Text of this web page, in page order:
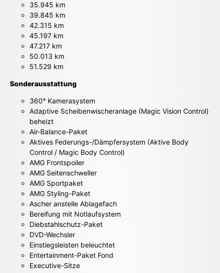
35.945 km
39.845 km
42.315 km
45.197 km
47.217 km
50.013 km
51.529 km
Sonderausstattung
360° Kamerasystem
Adaptive Scheibenwischeranlage (Magic Vision Control)
beheizt
Air-Balance-Paket
Aktives Federungs-/Dämpfersystem (Aktive Body
Control / Magic Body Control)
AMG Frontspoiler
AMG Seitenschweller
AMG Sportpaket
AMG Styling-Paket
Ascher anstelle Ablagefach
Bereifung mit Notlaufsystem
Diebstahlschutz-Paket
DVD-Wechsler
Einstiegsleisten beleuchtet
Entertainment-Paket Fond
Executive-Sitze